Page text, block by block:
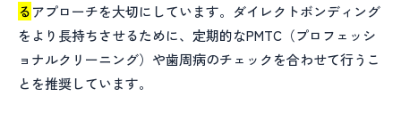
るアプローチを大切にしています。ダイレクトボンディング
をより長持ちさせるために、定期的なPMTC（プロフェッシ
ョナルクリーニング）や歯周病のチェックを合わせて行うこ
とを推奨しています。